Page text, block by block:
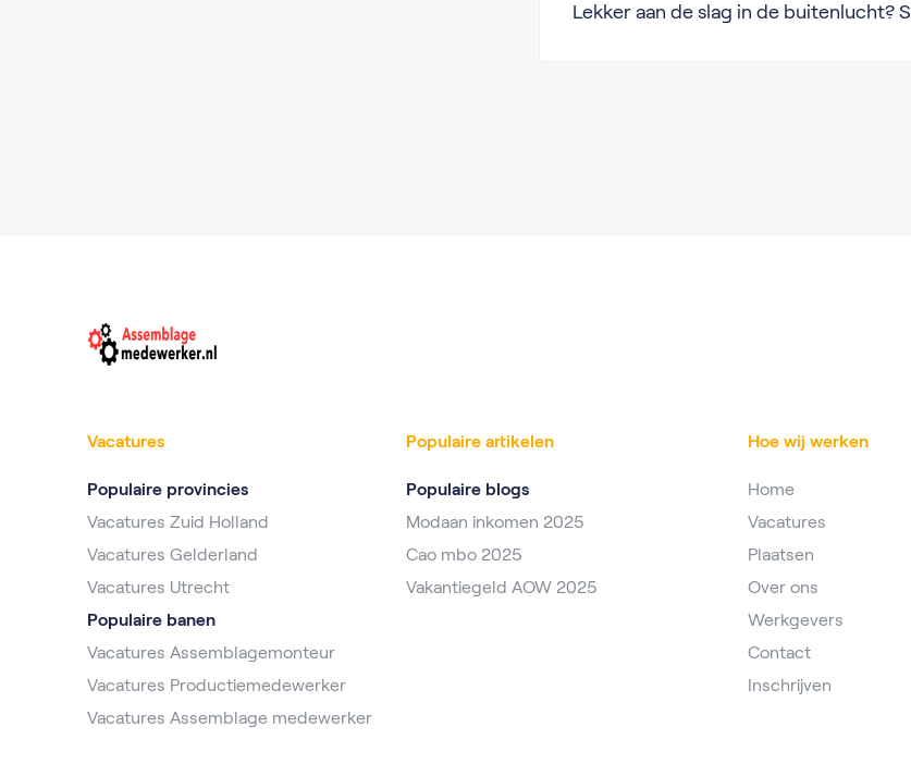
Lekker aan de slag in de buitenlucht?
Vacatures
Populaire provincies
Vacatures Zuid Holland
Vacatures Gelderland
Vacatures Utrecht
Populaire banen
Vacatures Assemblagemonteur
Vacatures Productiemedewerker
Vacatures Assemblage medewerker
Populaire artikelen
Populaire blogs
Modaan inkomen 2025
Cao mbo 2025
Vakantiegeld AOW 2025
Hoe wij werken
Home
Vacatures
Plaatsen
Over ons
Werkgevers
Contact
Inschrijven